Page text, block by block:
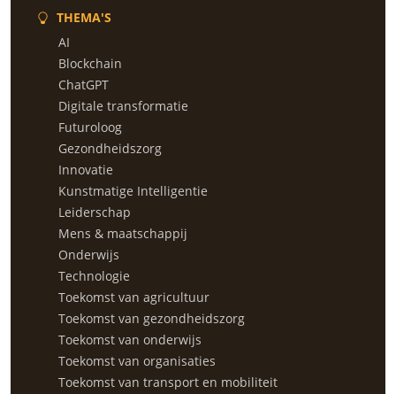
THEMA'S
AI
Blockchain
ChatGPT
Digitale transformatie
Futuroloog
Gezondheidszorg
Innovatie
Kunstmatige Intelligentie
Leiderschap
Mens & maatschappij
Onderwijs
Technologie
Toekomst van agricultuur
Toekomst van gezondheidszorg
Toekomst van onderwijs
Toekomst van organisaties
Toekomst van transport en mobiliteit